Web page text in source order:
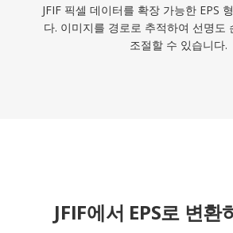
JFIF 픽셀 데이터를 확장 가능한 EPS
다. 이미지를 경로로 추적하여 선명도
조절할 수 있습니다.
JFIF에서 EPS로 변환